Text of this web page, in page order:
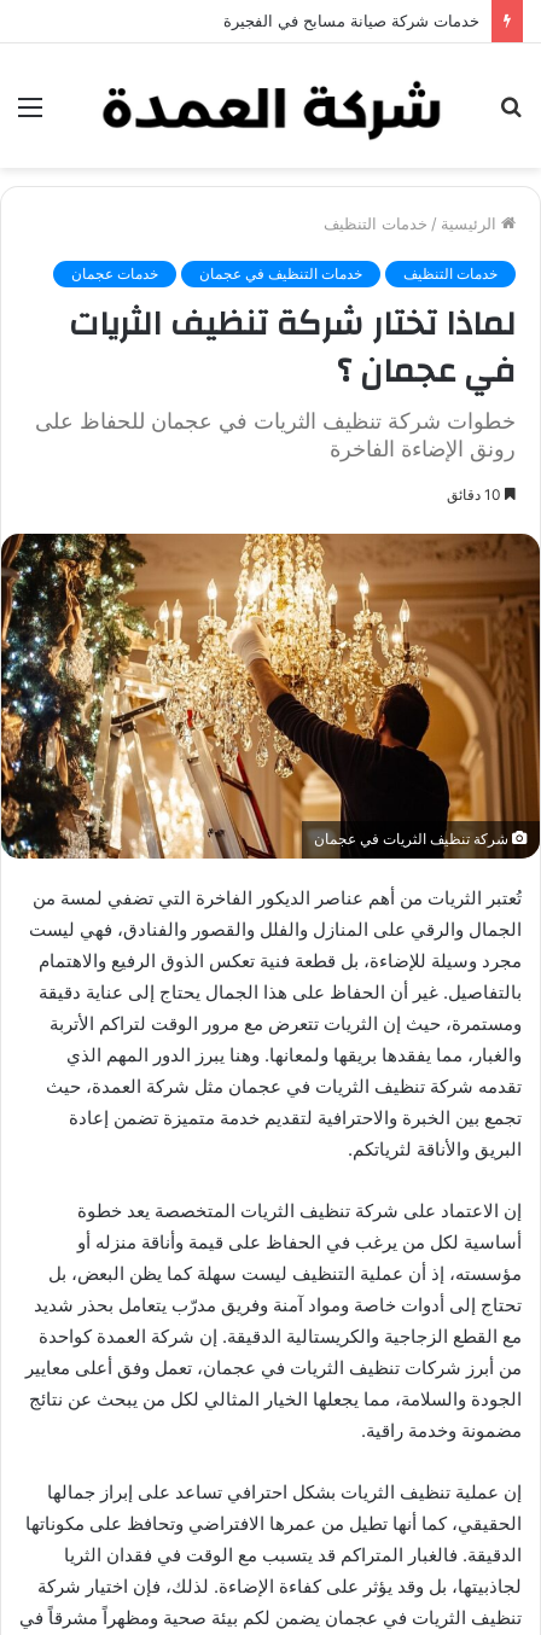
خدمات شركة جلي وتلميع الرخام في العين
الرئيسية / خدمات التنظيف
خدمات التنظيف خدمات التنظيف في عجمان خدمات عجمان
لماذا تختار شركة تنظيف الثريات
في عجمان ؟
خطوات شركة تنظيف الثريات في عجمان للحفاظ على
رونق الإضاءة الفاخرة
شركة تنظيف الثريات في عجمان
تُعتبر الثريات من أهم عناصر الديكور الفاخرة التي تضفي لمسة من
الجمال والرقي على المنازل والفلل والقصور والفنادق، فهي ليست
مجرد وسيلة للإضاءة، بل قطعة فنية تعكس الذوق الرفيع والاهتمام
بالتفاصيل. غير أن الحفاظ على هذا الجمال يحتاج إلى عناية دقيقة
ومستمرة، حيث إن الثريات تتعرض مع مرور الوقت لتراكم الأتربة
والغبار، مما يفقدها بريقها ولمعانها. وهنا يبرز الدور المهم الذي
تقدمه شركة تنظيف الثريات في عجمان مثل شركة العمدة، حيث
تجمع بين الخبرة والاحترافية لتقديم خدمة متميزة تضمن إعادة
البريق والأناقة لثرياتكم.
إن الاعتماد على شركة تنظيف الثريات المتخصصة يعد خطوة
أساسية لكل من يرغب في الحفاظ على قيمة وأناقة منزله أو
مؤسسته، إذ أن عملية التنظيف ليست سهلة كما يظن البعض، بل
تحتاج إلى أدوات خاصة ومواد آمنة وفريق مدرّب يتعامل بحذر شديد
مع القطع الزجاجية والكريستالية الدقيقة. إن شركة العمدة كواحدة
من أبرز شركات تنظيف الثريات في عجمان، تعمل وفق أعلى معايير
الجودة والسلامة، مما يجعلها الخيار المثالي لكل من يبحث عن نتائج
مضمونة وخدمة راقية.
إن عملية تنظيف الثريات بشكل احترافي تساعد على إبراز جمالها
الحقيقي، كما أنها تطيل من عمرها الافتراضي وتحافظ على مكوناتها
الدقيقة. فالغبار المتراكم قد يتسبب مع الوقت في فقدان الثريا
لجاذبيتها، بل وقد يؤثر على كفاءة الإضاءة. لذلك، فإن اختيار شركة
تنظيف الثريات في عجمان يضمن لكم بيئة صحية ومظهراً مشرقاً في